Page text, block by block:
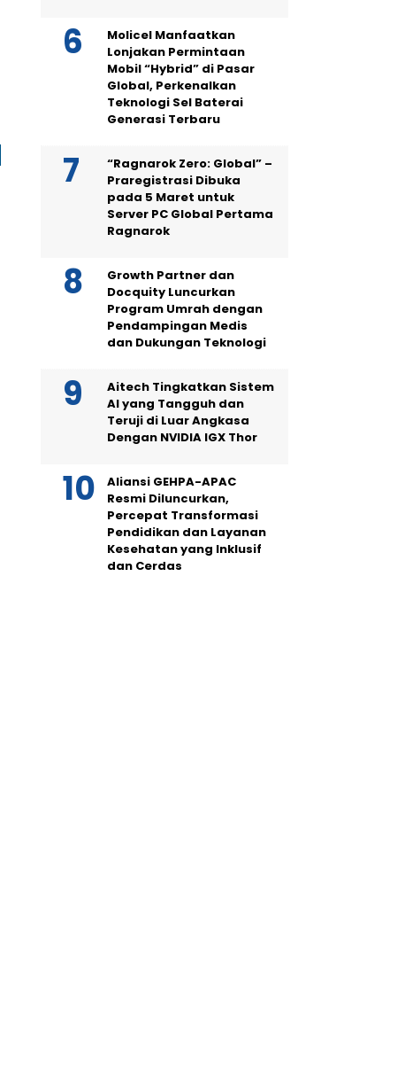
Molicel Manfaatkan
Lonjakan Permintaan
Mobil “Hybrid” di Pasar
Global, Perkenalkan
Teknologi Sel Baterai
Generasi Terbaru
“Ragnarok Zero: Global” –
Praregistrasi Dibuka
pada 5 Maret untuk
Server PC Global Pertama
Ragnarok
Growth Partner dan
Docquity Luncurkan
Program Umrah dengan
Pendampingan Medis
dan Dukungan Teknologi
Aitech Tingkatkan Sistem
AI yang Tangguh dan
Teruji di Luar Angkasa
Dengan NVIDIA IGX Thor
Aliansi GEHPA-APAC
Resmi Diluncurkan,
Percepat Transformasi
Pendidikan dan Layanan
Kesehatan yang Inklusif
dan Cerdas